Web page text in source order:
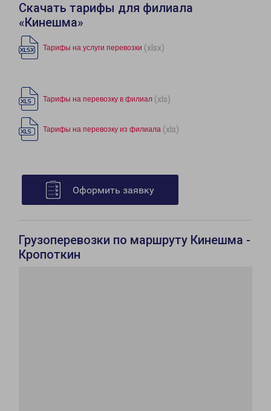
Скачать тарифы для филиала
«Кинешма»
Тарифы на услуги перевозки (xlsx)
Тарифы на перевозку в филиал (xls)
Тарифы на перевозку из филиала (xls)
Оформить заявку
Грузоперевозки по маршруту Кинешма -
Кропоткин